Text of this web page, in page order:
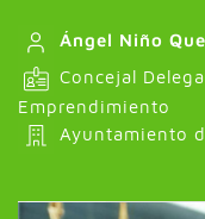
Ángel Niño
Concejal
Emprendimiento
Ayuntamiento